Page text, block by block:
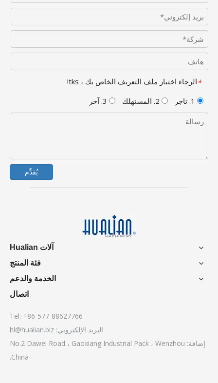
*الرجاء اختيار ملف التعريف الخاص بك ، tks!
يُقدِّم
آلات Hualian
فئة المنتج
الخدمة والدعم
اتصال
Tel: +86-577-88627766
البريد الإلكتروني: hl@hualian.biz
إضافة: No.2 Dawei Road ، Gaoxiang Industrial Pack ، Wenzhou
China.